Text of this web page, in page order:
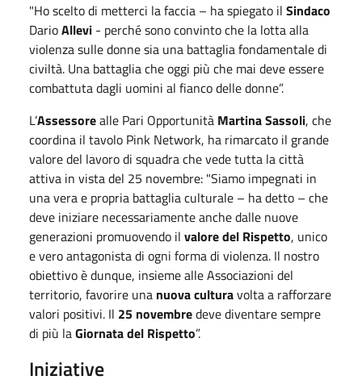
"Ho scelto di metterci la faccia – ha spiegato il Sindaco
DarioAllevi - perché sono convinto che la lotta alla
violenza sulle donne sia una battaglia fondamentale di
civiltà. Una battaglia che oggi più che mai deve essere
combattuta dagli uomini al fianco delle donne”.
L’Assessorealle Pari Opportunità Martina Sassoli, che
coordina il tavolo Pink Network, ha rimarcato il grande
valore del lavoro di squadra che vede tutta la città
attiva in vista del 25 novembre: "Siamo impegnati in
una vera e propria battaglia culturale – ha detto – che
deve iniziare necessariamente anche dalle nuove
generazioni promuovendo il valore del Rispetto, unico
e vero antagonista di ogni forma di violenza. Il nostro
obiettivo è dunque, insieme alle Associazioni del
territorio, favorire una nuova culturavolta a rafforzare
valori positivi. Il 25 novembredeve diventare sempre
di più laGiornata del Rispetto”.
Iniziative